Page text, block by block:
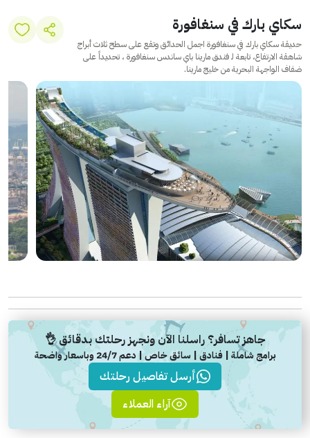
سكاي بارك في سنغافورة
حديقة سكاي بارك في سنغافورة اجمل الحدائق وتقع على سطح ثلاث أبراج
شاهقة الارتفاع، تابعة لـ فندق مارينا باي ساندس سنغافورة ، تحديداً على
ضفاف الواجهة البحرية من خليج مارينا.
جاهز تسافر؟ راسلنا الآن ونجهز رحلتك بدقائق 👌
برامج شاملة | فنادق | سائق خاص | دعم 24/7 وباسعار واضحة
أرسل تفاصيل رحلتك
آراء العملاء